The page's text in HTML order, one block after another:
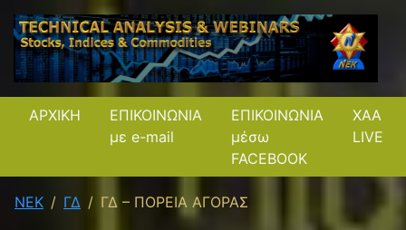
ΑΡΧΙΚΗ
ΕΠΙΚΟΙΝΩΝΙΑ
με e-mail
ΕΠΙΚΟΙΝΩΝΙΑ
μέσω
FACEBOOK
XAA
LIVE
NEK ΓΔ ΓΔ – ΠΟΡΕΙΑ ΑΓΟΡΑΣ